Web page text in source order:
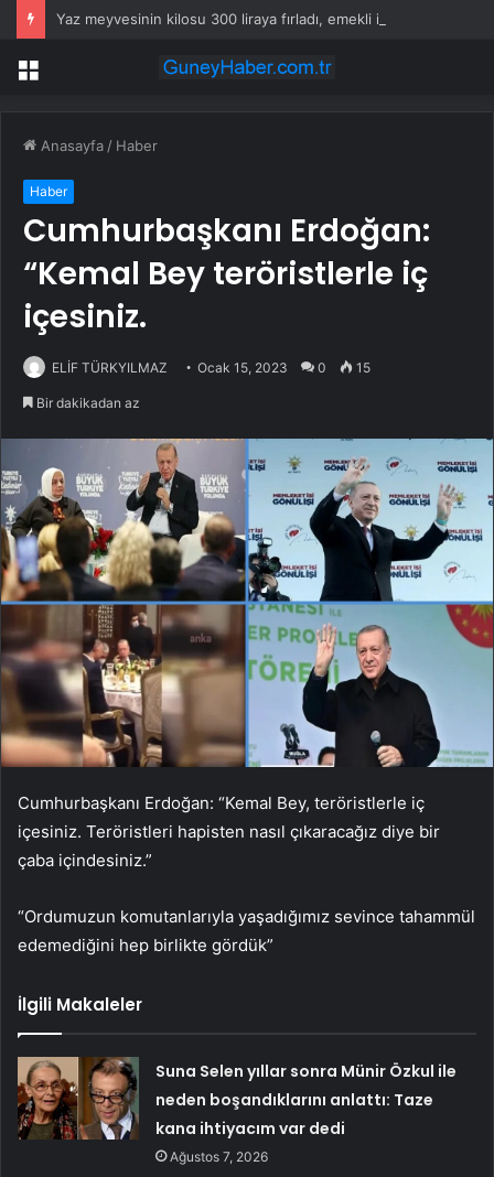
Yaz meyvesinin kilosu 300 liraya fırladı, emekli isyan etti
Menü
Anasayfa / Haber
Haber
Cumhurbaşkanı Erdoğan:
“Kemal Bey teröristlerle iç
içesiniz.
ELİF TÜRKYILMAZ Ocak 15, 2023 0 15
Bir dakikadan az
Cumhurbaşkanı Erdoğan: “Kemal Bey, teröristlerle iç
içesiniz. Teröristleri hapisten nasıl çıkaracağız diye bir
çaba içindesiniz.”
“Ordumuzun komutanlarıyla yaşadığımız sevince tahammül
edemediğini hep birlikte gördük”
İlgili Makaleler
Suna Selen yıllar sonra Münir Özkul ile
neden boşandıklarını anlattı: Taze
kana ihtiyacım var dedi
Ağustos 7, 2026